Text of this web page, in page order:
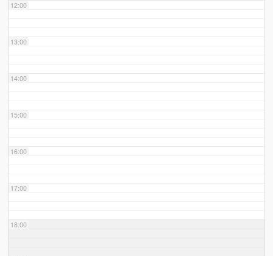
12:00
13:00
14:00
15:00
16:00
17:00
18:00